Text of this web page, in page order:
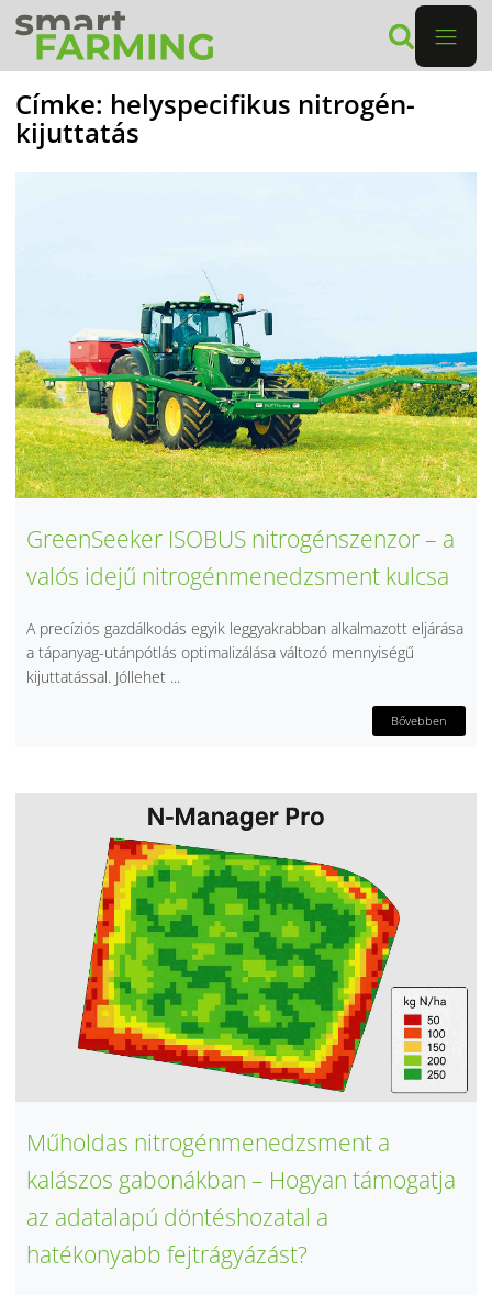
Címke: helyspecifikus nitrogén-
kijuttatás
GreenSeeker ISOBUS nitrogénszenzor – a
valós idejű nitrogénmenedzsment kulcsa
A precíziós gazdálkodás egyik leggyakrabban alkalmazott eljárása
a tápanyag-utánpótlás optimalizálása változó mennyiségű
kijuttatással. Jóllehet ...
Bővebben
Műholdas nitrogénmenedzsment a
kalászos gabonákban – Hogyan támogatja
az adatalapú döntéshozatal a
hatékonyabb fejtrágyázást?